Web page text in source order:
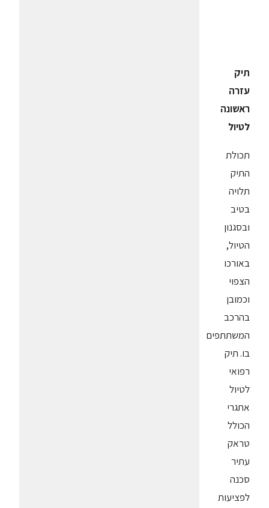
תיק
עזרה
ראשונה
לטיול
תכולת
התיק
תלויה
בטיב
ובסגנון
הטיול,
באורכו
הצפוי
וכמובן
בהרכב
המשתתפים
בו. תיק
רפואי
לטיול
אתגרי
הכולל
טראק
עתיר
סכנה
לפציעות